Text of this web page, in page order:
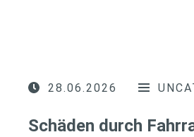
28.06.2026
Schäden durch